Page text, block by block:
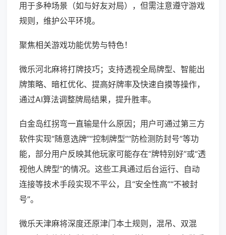
用于多种场景（如与好友对局），但需注意遵守游戏
规则，维护公平环境。
聚焦相关游戏功能优势与特色！
微乐河北麻将打牌技巧；支持透视全局牌型、智能出
牌策略、暗杠优化、提高好牌率及快速自摸等操作，
通过AI算法调整牌局结果，提升胜率。
白金岛红拐弯一直输是什么原因；用户可通过第三方
软件实现“随意选牌”“控制牌型”“防检测防封号”等功
能，部分用户反映其他玩家可能存在“牌特别好”或“透
视他人牌型”的情况。这些工具通过后台运行、自动
连接等技术手段实现不平公，且“安全性高”“不被封
号”。
微乐天津麻将深度还原津门本土规则，混吊、双混